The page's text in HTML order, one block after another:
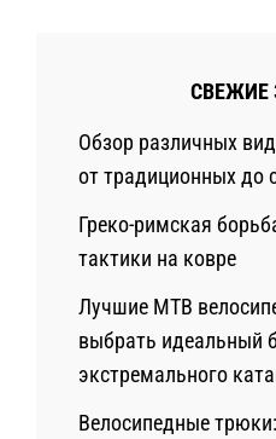
СВЕЖИЕ
Обзор различных
от традиционных до
Греко-римская
тактики на ковре
Лучшие MTB
выбрать идеальный
экстремального
Велосипедные